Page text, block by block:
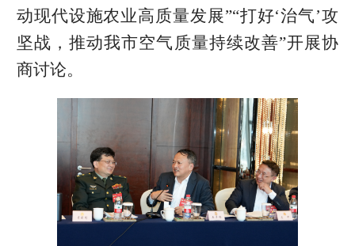
动现代设施农业高质量发展”“打好‘治气’攻
坚战，推动我市空气质量持续改善”开展协
商讨论。